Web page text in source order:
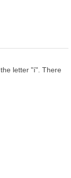
letter "í". There